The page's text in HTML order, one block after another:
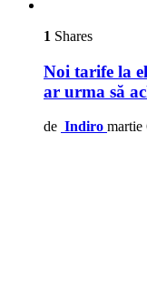
1 Shares
Noi tarife la
ar urma să
de Indiro martie